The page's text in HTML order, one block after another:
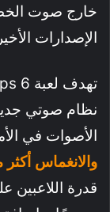
خارج صوت
الإصدارات
نظام صوتي
الأصوات في
والانغماس
قدرة اللاعبين